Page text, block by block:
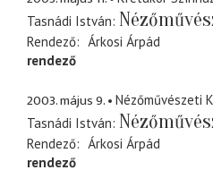
Tasnádi István
Rendező
Árkosi Árpád
rendező
2003. május 9.
Nézőművészeti
Tasnádi István
Rendező
Árkosi Árpád
rendező